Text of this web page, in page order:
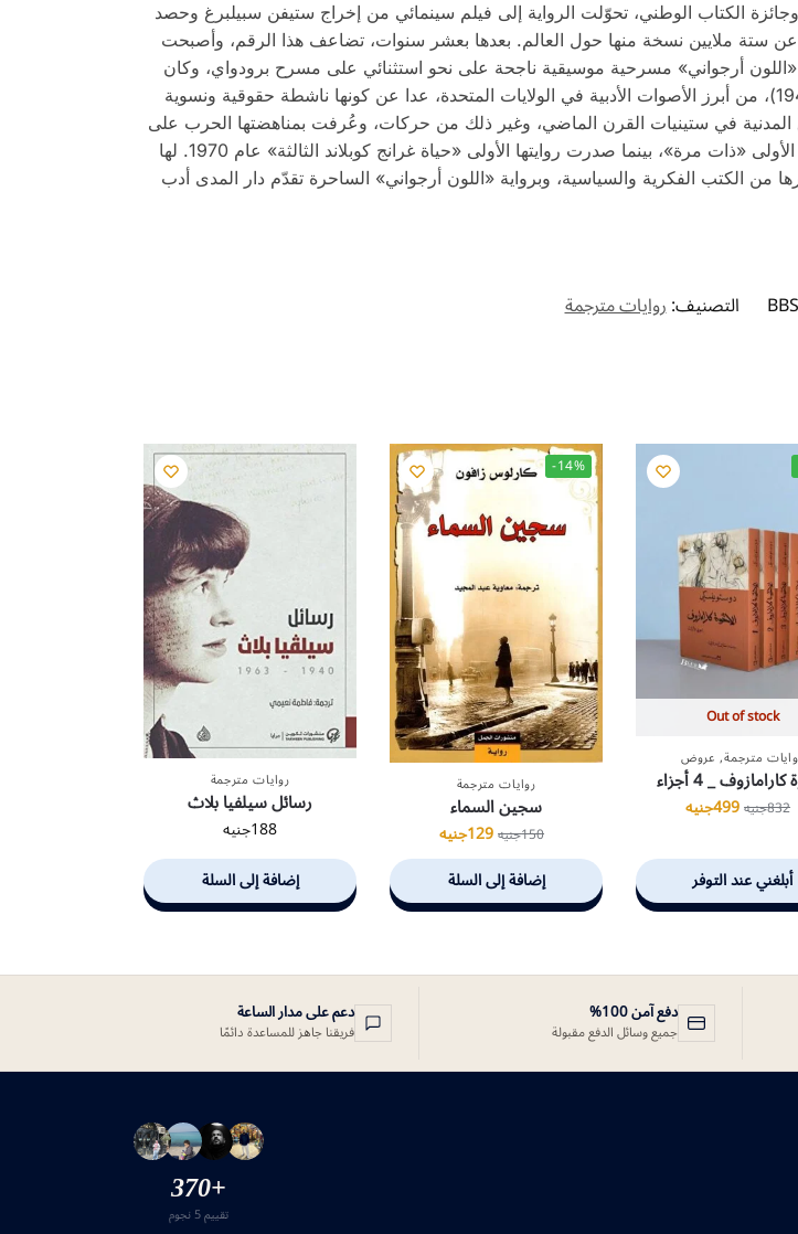
الكتاب الوطني، تحوّلت الرواية إلى فيلم سينمائي من إخراج ستيفن سبيلبرغ وحصد
ستة ملايين نسخة منها حول العالم. بعدها بعشر سنوات، تضاعف هذا الرقم، وأصبحت
خمسة كتب أعيدت قراءتها في أميركا. في العام 2005 أمست «اللون أرجواني» مسرحية موسيقية ناجحة على نحو استثنائي على مسرح برودواي، وكان
المسرح يحتشد بالجمهور كل ليلة على مدار ما يزيد عن سنة. آليس ووكر(1944)، من أبرز الأصوات الأدبية في الولايات المتحدة، عدا عن كونها ناشطة حقوقية ونسوية
في ستينيات القرن الماضي، وغير ذلك من حركات، وعُرفت بمناهضتها الحرب على
العراق. بدأت مسيرتها الأدبية شاعرة وصدرت عام 1968 مجموعتها الشعرية الأولى «ذات مرة»، بينما صدرت روايتها الأولى «حياة غرانج كوبلاند الثالثة» عام 1970. لها
الفكرية والسياسية، وبرواية «اللون أرجواني» الساحرة تقدّم دار المدى أدب
التصنيف:روايات مترجمة
Out of stock
مترجمة, عروض
_ 4 أجزاء
832جنيه499جنيه
أبلغني عند التوفر
-14%
روايات مترجمة
سجين السماء
150جنيه129جنيه
إضافة إلى السلة
روايات مترجمة
رسائل سيلفيا بلاث
188جنيه
إضافة إلى السلة
دفع آمن 100%
جميع وسائل الدفع مقبولة
دعم على مدار الساعة
فريقنا جاهز للمساعدة دائمًا
+370
تقييم 5 نجوم